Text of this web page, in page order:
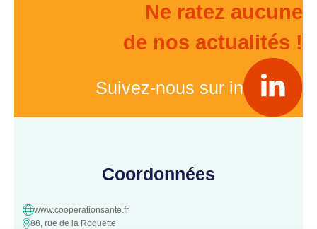
Ne ratez aucune
de nos actualités !
Suivez-nous sur in
Coordonnées
www.cooperationsante.fr
88, rue de la Roquette